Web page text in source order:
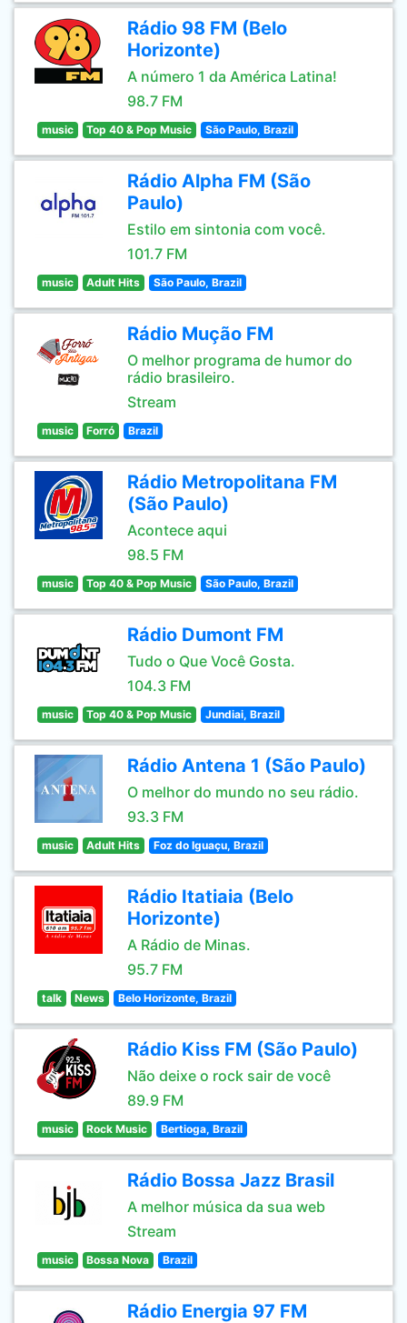
Rádio 98 FM (Belo
Horizonte)
A número 1 da América Latina!
98.7 FM
music Top 40 & Pop Music São Paulo, Brazil
Rádio Alpha FM (São
Paulo)
Estilo em sintonia com você.
101.7 FM
music Adult Hits São Paulo, Brazil
Rádio Mução FM
O melhor programa de humor do
rádio brasileiro.
Stream
music Forró Brazil
Rádio Metropolitana FM
(São Paulo)
Acontece aqui
98.5 FM
music Top 40 & Pop Music São Paulo, Brazil
Rádio Dumont FM
Tudo o Que Você Gosta.
104.3 FM
music Top 40 & Pop Music Jundiai, Brazil
Rádio Antena 1 (São Paulo)
O melhor do mundo no seu rádio.
93.3 FM
music Adult Hits Foz do Iguaçu, Brazil
Rádio Itatiaia (Belo
Horizonte)
A Rádio de Minas.
95.7 FM
talk News Belo Horizonte, Brazil
Rádio Kiss FM (São Paulo)
Não deixe o rock sair de você
89.9 FM
music Rock Music Bertioga, Brazil
Rádio Bossa Jazz Brasil
A melhor música da sua web
Stream
music Bossa Nova Brazil
Rádio Energia 97 FM